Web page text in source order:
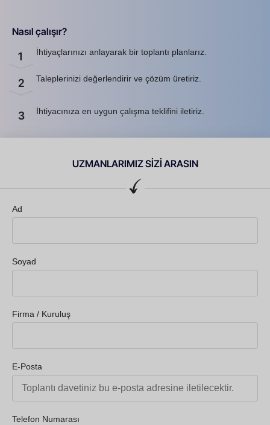
Nasıl çalışır?
1 İhtiyaçlarınızı anlayarak bir toplantı planlarız.
2 Taleplerinizi değerlendirir ve çözüm üretiriz.
3 İhtiyacınıza en uygun çalışma teklifini iletiriz.
UZMANLARIMIZ SİZİ ARASIN
Ad
Soyad
Firma / Kuruluş
E-Posta
Telefon Numarası